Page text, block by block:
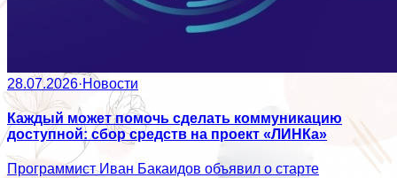
28.07.2026·Новости
Каждый может помочь сделать коммуникацию
доступной: сбор средств на проект «ЛИНКа»
Программист Иван Бакаидов объявил о старте